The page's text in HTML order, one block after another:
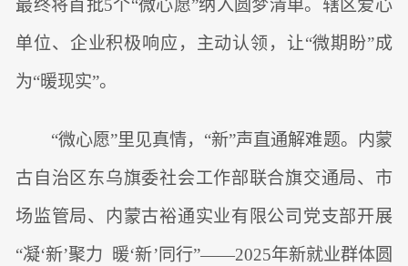
最终将首批5个“微心愿”纳入圆梦清单。辖区爱心
单位、企业积极响应，主动认领，让“微期盼”成
为“暖现实”。
“微心愿”里见真情，“新”声直通解难题。内蒙
古自治区东乌旗委社会工作部联合旗交通局、市
场监管局、内蒙古裕通实业有限公司党支部开展
“凝‘新’聚力 暖‘新’同行”——2025年新就业群体圆